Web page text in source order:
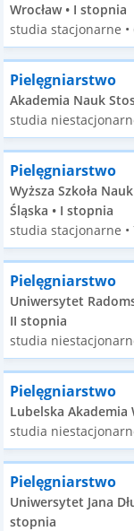
Wrocław • I stopnia
studia stacjonarne •
Pielęgniarstwo
Akademia Nauk
studia
Pielęgniarstwo
Wyższa Szkoła
Śląska • I stopnia
studia stacjonarne
Pielęgniarstwo
Uniwersytet
II stopnia
studia
Pielęgniarstwo
Lubelska Akademia
studia
Pielęgniarstwo
Uniwersytet Jana
stopnia